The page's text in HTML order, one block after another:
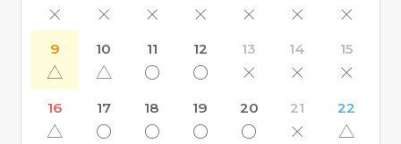
× × × × × × ×
9
△
10
△
11
〇
12
〇
13
×
14
×
15
×
16
△
17
〇
18
〇
19
〇
20
〇
21
×
22
△